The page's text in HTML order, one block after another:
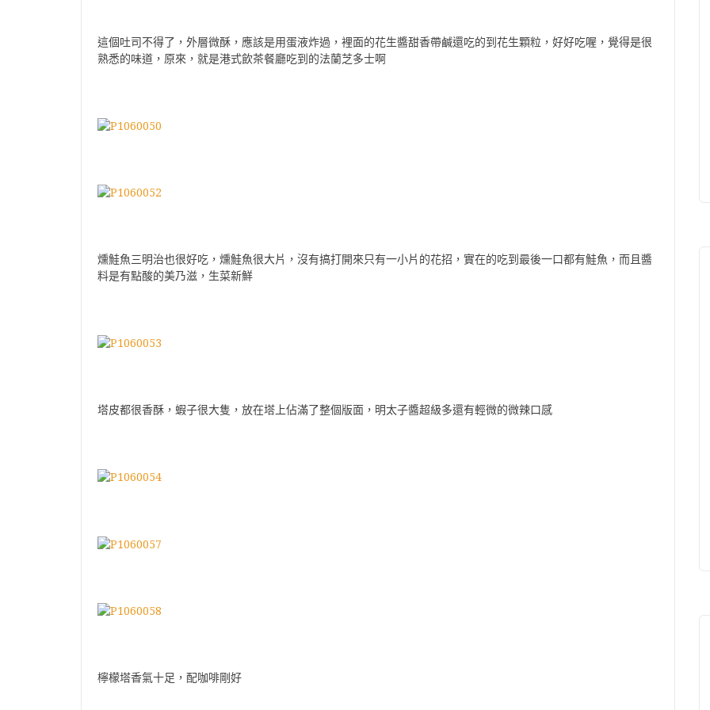
這個吐司不得了，外層微酥，應該是用蛋液炸過，裡面的花生醬甜香帶鹹還吃的到花生顆粒，好好吃喔，覺得是很
熟悉的味道，原來，就是港式飲茶餐廳吃到的法蘭芝多士啊
燻鮭魚三明治也很好吃，燻鮭魚很大片，沒有搞打開來只有一小片的花招，實在的吃到最後一口都有鮭魚，而且醬
料是有點酸的美乃滋，生菜新鮮
塔皮都很香酥，蝦子很大隻，放在塔上佔滿了整個版面，明太子醬超級多還有輕微的微辣口感
檸檬塔香氣十足，配咖啡剛好